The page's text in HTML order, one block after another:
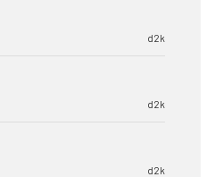
d2k
d2k
d2k